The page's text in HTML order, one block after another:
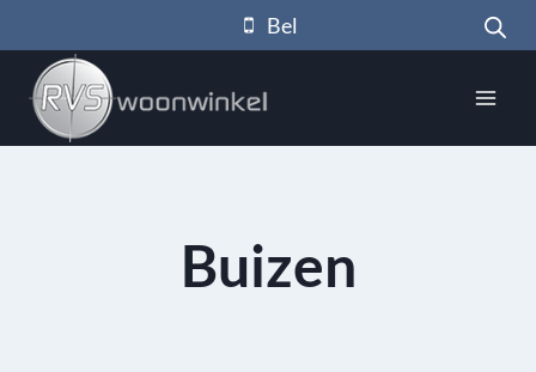
naar
inhoud
Bel
Buizen